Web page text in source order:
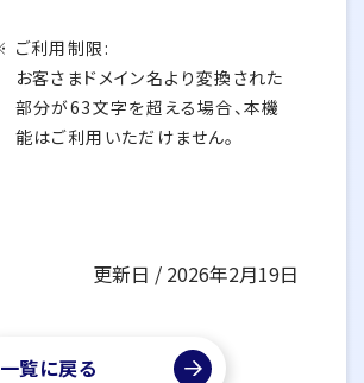
ご利用制限:
お客さまドメイン名より変換された
部分が63文字を超える場合、本機
能はご利用いただけません。
更新日 / 2026年2月19日
一覧に戻る